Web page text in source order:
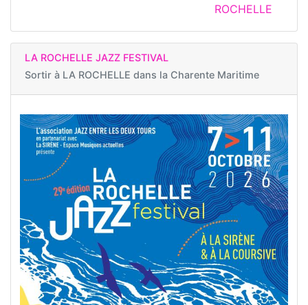
ROCHELLE
LA ROCHELLE JAZZ FESTIVAL
Sortir à LA ROCHELLE dans la Charente Maritime